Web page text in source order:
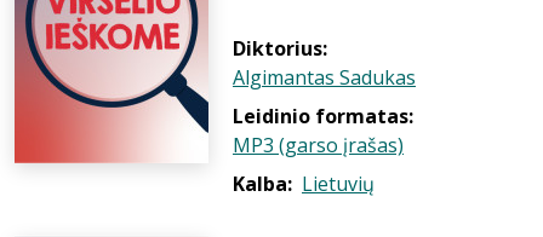
Diktorius:
Algimantas Sadukas
Leidinio formatas:
MP3 (garso įrašas)
Kalba: Lietuvių